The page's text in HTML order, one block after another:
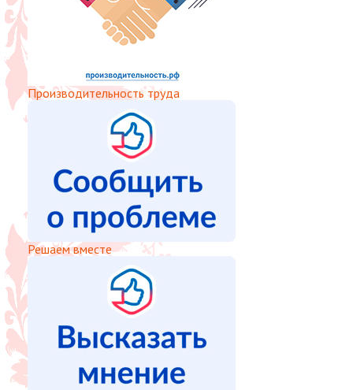
Производительность труда
Решаем вместе